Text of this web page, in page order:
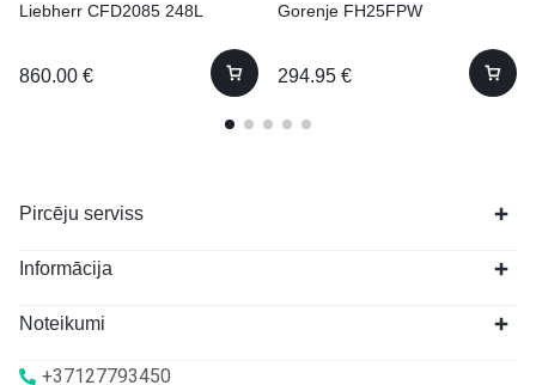
Liebherr CFD2085 248L
860.00 €
Gorenje FH25FPW
294.95 €
Pircēju serviss
Informācija
Noteikumi
+37127793450